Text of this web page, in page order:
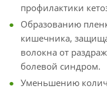
профилактики
Образованию
кишечника,
волокна от
болевой синдром.
Уменьшению